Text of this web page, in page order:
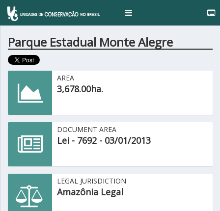
Toggle
Parque Estadual Monte Alegre
AREA
3,678.00ha.
DOCUMENT AREA
Lei - 7692 - 03/01/2013
LEGAL JURISDICTION
Amazônia Legal